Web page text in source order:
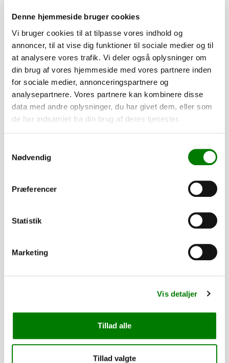
Denne hjemmeside bruger cookies
Vi bruger cookies til at tilpasse vores indhold og
annoncer, til at vise dig funktioner til sociale medier og til
at analysere vores trafik. Vi deler også oplysninger om
din brug af vores hjemmeside med vores partnere inden
for sociale medier, annonceringspartnere og
analysepartnere. Vores partnere kan kombinere disse
data med andre oplysninger, du har givet dem, eller som
de har indsamlet fra din brug af deres tjenester.
Nødvendig
Præferencer
Statistik
Marketing
Vis detaljer
Tillad alle
Tillad valgte
Trådløs fjernbetjening komplet
5.015,00kr.
4.012,00 kr. ekskl. moms
Se detaljer
PÅ LAGER
Støddæmpersæt - 1-akslet trailer